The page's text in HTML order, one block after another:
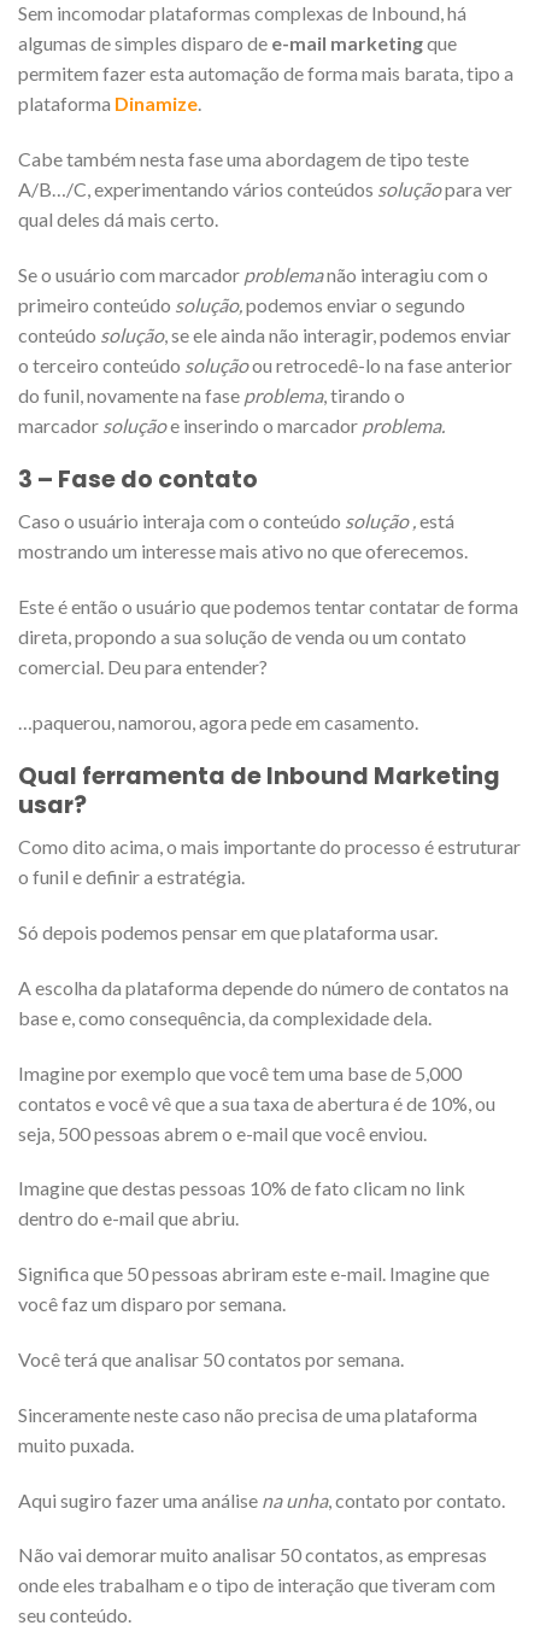
Sem incomodar plataformas complexas de Inbound, há
algumas de simples disparo de e-mail marketingque
permitem fazer esta automação de forma mais barata, tipo a
plataforma Dinamize.
Cabe também nesta fase uma abordagem de tipo teste
A/B…/C, experimentando vários conteúdos soluçãopara ver
qual deles dá mais certo.
Se o usuário com marcador problemanão interagiu com o
primeiro conteúdo solução,podemos enviar o segundo
conteúdo solução, se ele ainda não interagir, podemos enviar
o terceiro conteúdo soluçãoou retrocedê-lo na fase anterior
do funil, novamente na fase problema, tirando o
marcador soluçãoe inserindo o marcador problema.
3 – Fase do contato
Caso o usuário interaja com o conteúdo solução ,está
mostrando um interesse mais ativo no que oferecemos.
Este é então o usuário que podemos tentar contatar de forma
direta, propondo a sua solução de venda ou um contato
comercial. Deu para entender?
…paquerou, namorou, agora pede em casamento.
Qual ferramenta de Inbound Marketing
usar?
Como dito acima, o mais importante do processo é estruturar
o funil e definir a estratégia.
Só depois podemos pensar em que plataforma usar.
A escolha da plataforma depende do número de contatos na
base e, como consequência, da complexidade dela.
Imagine por exemplo que você tem uma base de 5,000
contatos e você vê que a sua taxa de abertura é de 10%, ou
seja, 500 pessoas abrem o e-mail que você enviou.
Imagine que destas pessoas 10% de fato clicam no link
dentro do e-mail que abriu.
Significa que 50 pessoas abriram este e-mail. Imagine que
você faz um disparo por semana.
Você terá que analisar 50 contatos por semana.
Sinceramente neste caso não precisa de uma plataforma
muito puxada.
Aqui sugiro fazer uma análise na unha, contato por contato.
Não vai demorar muito analisar 50 contatos, as empresas
onde eles trabalham e o tipo de interação que tiveram com
seu conteúdo.